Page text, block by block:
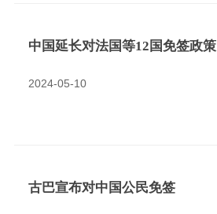
中国延长对法国等12国免签政策
2024-05-10
古巴宣布对中国公民免签